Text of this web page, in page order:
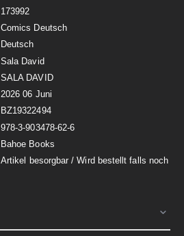
173992
Comics Deutsch
Deutsch
Sala David
SALA DAVID
2026 06 Juni
BZ19322494
978-3-903478-62-6
Bahoe Books
Artikel besorgbar / Wird bestellt falls noch